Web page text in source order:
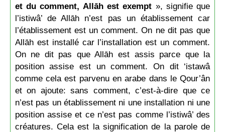
et du comment, Allāh est exempt », signifie que
l’istiwâ’ de Allāh n’est pas un établissement car
l’établissement est un comment. On ne dit pas que
Allāh est installé car l’installation est un comment.
On ne dit pas que Allāh est assis parce que la
position assise est un comment. On dit ‘istawâ
comme cela est parvenu en arabe dans le Qour’ân
et on ajoute: sans comment, c’est-à-dire que ce
n’est pas un établissement ni une installation ni une
position assise et ce n’est pas comme l’istiwâ’ des
créatures. Cela est la signification de la parole de